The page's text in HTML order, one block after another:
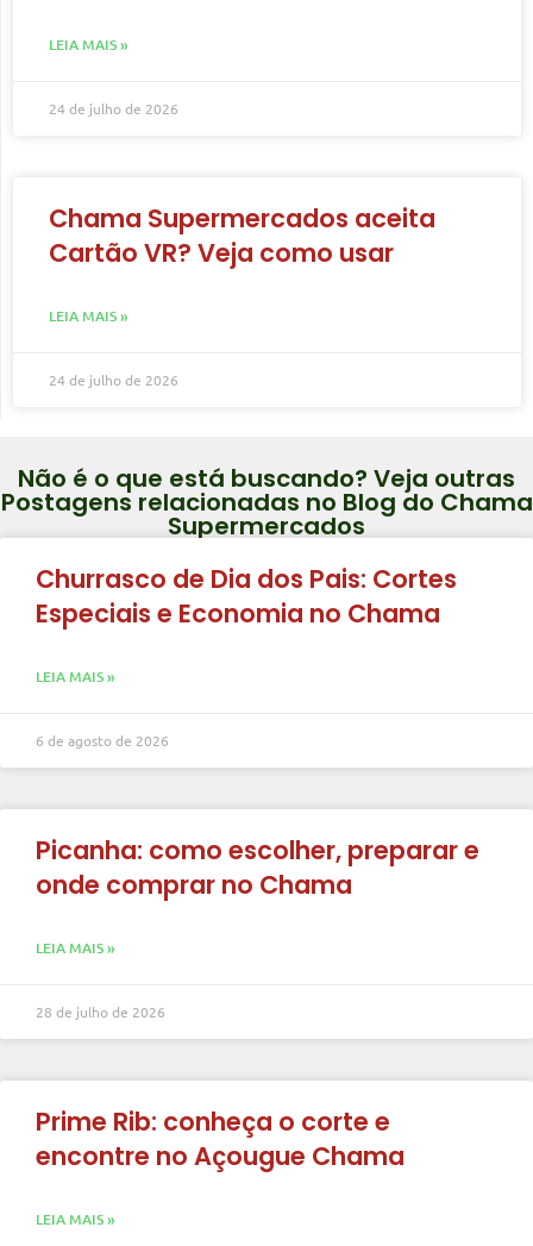
LEIA MAIS »
24 de julho de 2026
Chama Supermercados aceita
Cartão VR? Veja como usar
LEIA MAIS »
24 de julho de 2026
Não é o que está buscando? Veja outras
Postagens relacionadas no Blog do Chama
Supermercados
Churrasco de Dia dos Pais: Cortes
Especiais e Economia no Chama
LEIA MAIS »
6 de agosto de 2026
Picanha: como escolher, preparar e
onde comprar no Chama
LEIA MAIS »
28 de julho de 2026
Prime Rib: conheça o corte e
encontre no Açougue Chama
LEIA MAIS »